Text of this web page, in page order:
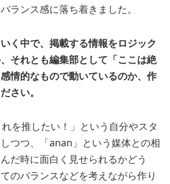
ランス感に落ち着きました。
く中で、掲載する情報をロジック
それとも編集部として「ここは絶
情的なもので動いているのか、作
さい。
を推したい！」という自分やスタ
つつ、「anan」という媒体との相
だ時に面白く見せられるかどう
のバランスなどを考えながら作り